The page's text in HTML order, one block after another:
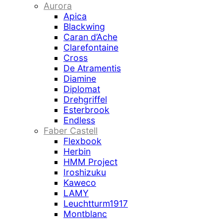
Aurora
Apica
Blackwing
Caran d’Ache
Clarefontaine
Cross
De Atramentis
Diamine
Diplomat
Drehgriffel
Esterbrook
Endless
Faber Castell
Flexbook
Herbin
HMM Project
Iroshizuku
Kaweco
LAMY
Leuchtturm1917
Montblanc